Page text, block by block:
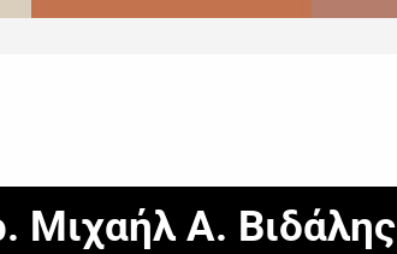
Μιχαήλ Α. Βιδάλης